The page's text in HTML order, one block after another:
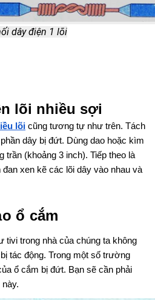
dây điện 1 lõi
lõi nhiều sợi
lõi cũng tương tự như trên. Tách
dây bị đứt. Dùng dao hoặc kìm
trần (khoảng 3 inch). Tiếp theo là
xen kẽ các lõi dây vào nhau và
ổ cắm
tivi trong nhà của chúng ta không
tác động. Trong một số trường
ổ cắm bị đứt. Bạn sẽ cần phải
này.